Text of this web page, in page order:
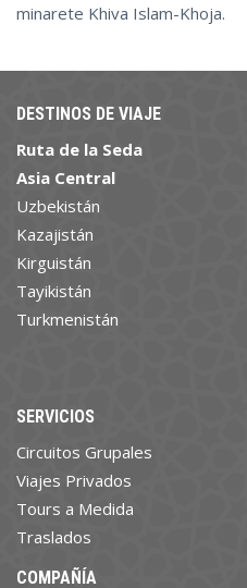
minarete Khiva Islam-Khoja.
DESTINOS DE VIAJE
Ruta de la Seda
Asia Central
Uzbekistán
Kazajistán
Kirguistán
Tayikistán
Turkmenistán
SERVICIOS
Circuitos Grupales
Viajes Privados
Tours a Medida
Traslados
COMPAÑÍA